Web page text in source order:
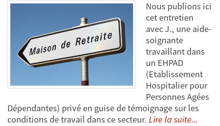
Nous publions ici
cet entretien
avec J., une aide-
soignante
travaillant dans
un EHPAD
(Etablissement
Hospitalier pour
Personnes Agées
Dépendantes) privé en guise de témoignage sur les
conditions de travail dans ce secteur. Lire la suite...